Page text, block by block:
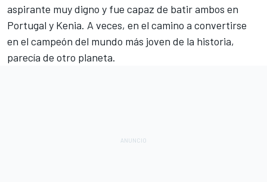
aspirante muy digno y fue capaz de batir ambos en
Portugal y Kenia. A veces, en el camino a convertirse
en el campeón del mundo más joven de la historia,
parecía de otro planeta.